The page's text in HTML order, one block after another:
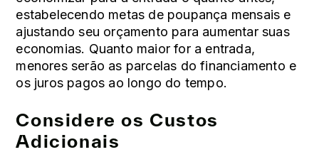
estabelecendo metas de poupança mensais e
ajustando seu orçamento para aumentar suas
economias. Quanto maior for a entrada,
menores serão as parcelas do financiamento e
os juros pagos ao longo do tempo.
Considere os Custos
Adicionais